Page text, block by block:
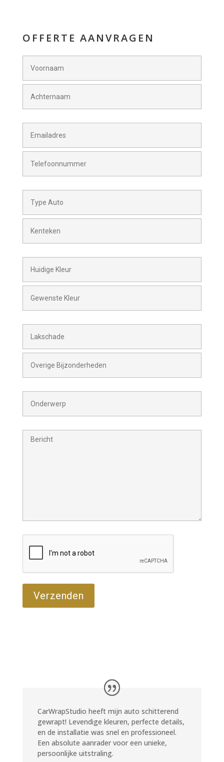
OFFERTE AANVRAGEN
CarWrapStudio heeft mijn auto schitterend
gewrapt! Levendige kleuren, perfecte details,
en de installatie was snel en professioneel.
Een absolute aanrader voor een unieke,
persoonlijke uitstraling.